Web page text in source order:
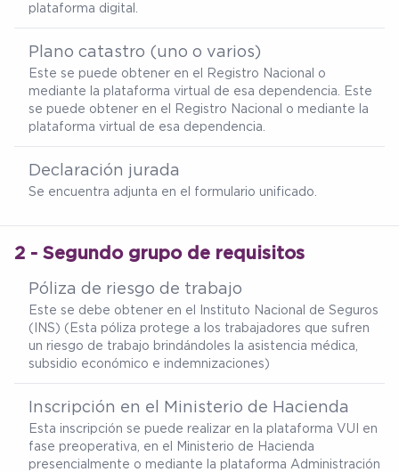
plataforma digital.
Plano catastro (uno o varios)
Este se puede obtener en el Registro Nacional o
mediante la plataforma virtual de esa dependencia. Este
se puede obtener en el Registro Nacional o mediante la
plataforma virtual de esa dependencia.
Declaración jurada
Se encuentra adjunta en el formulario unificado.
2 - Segundo grupo de requisitos
Póliza de riesgo de trabajo
Este se debe obtener en el Instituto Nacional de Seguros
(INS) (Esta póliza protege a los trabajadores que sufren
un riesgo de trabajo brindándoles la asistencia médica,
subsidio económico e indemnizaciones)
Inscripción en el Ministerio de Hacienda
Esta inscripción se puede realizar en la plataforma VUI en
fase preoperativa, en el Ministerio de Hacienda
presencialmente o mediante la plataforma Administración